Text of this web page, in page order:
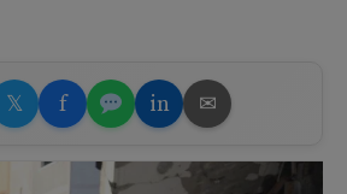
𝕏 f in ✉